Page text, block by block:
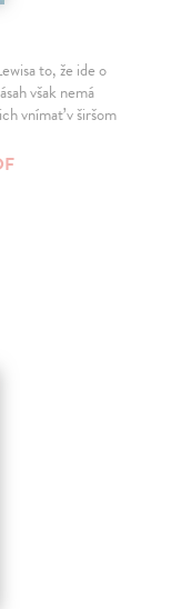
to, že ide o
však nemá
vnímať v širšom